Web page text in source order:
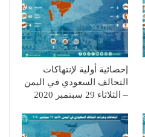
إحصائية أولية لإنتهاكات
التحالف السعودي في اليمن
– الثلاثاء 29 سبتمبر 2020